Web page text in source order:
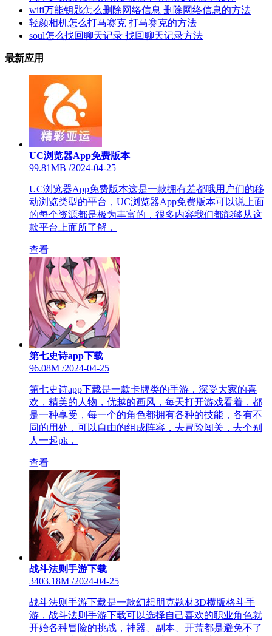
wifi万能钥匙怎么删除网络信息 删除网络信息的方法
轻颜相机怎么打马赛克 打马赛克的方法
soul怎么找回聊天记录 找回聊天记录方法
最新应用
UC浏览器App免费版本
99.81MB /2024-04-25
UC浏览器App免费版本这是一款拥有差都哦用户们的移
动浏览类型的平台，UC浏览器App免费版本可以说上面
的每个资源都是极为丰富的，很多内容我们都能够从这
款平台上面所了解，
查看
第七史诗app下载
96.08M /2024-04-25
第七史诗app下载是一款卡牌类的手游，深受大家的喜
欢，精美的人物，优越的画风，每天打开游戏看着，都
是一种享受，每一个的角色都拥有各种的技能，各有不
同的用处，可以自由的组成阵容，去冒险闯关，去个别
人一起pk，
查看
战斗法则手游下载
3403.18M /2024-04-25
战斗法则手游下载是一款幻想朋克题材3D横版格斗手
游，战斗法则手游下载可以选择自己喜欢的职业角色就
开始各种冒险的挑战，神器、副本、开荒都是避免不了